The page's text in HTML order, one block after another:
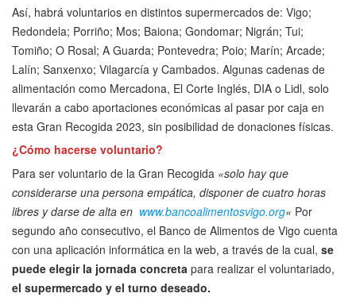
Así, habrá voluntarios en distintos supermercados de: Vigo;
Redondela; Porriño; Mos; Baiona; Gondomar; Nigrán; Tui;
Tomiño; O Rosal; A Guarda; Pontevedra; Poio; Marín; Arcade;
Lalín; Sanxenxo; Vilagarcía y Cambados. Algunas cadenas de
alimentación como Mercadona, El Corte Inglés, DIA o Lidl, solo
llevarán a cabo aportaciones económicas al pasar por caja en
esta Gran Recogida 2023, sin posibilidad de donaciones físicas.
¿Cómo hacerse voluntario?
Para ser voluntario de la Gran Recogida «solo hay que
considerarse una persona empática, disponer de cuatro horas
libres y darse de alta en www.bancoalimentosvigo.org« Por
segundo año consecutivo, el Banco de Alimentos de Vigo cuenta
con una aplicación informática en la web, a través de la cual, se
puede elegir la jornada concreta para realizar el voluntariado,
el supermercado y el turno deseado.